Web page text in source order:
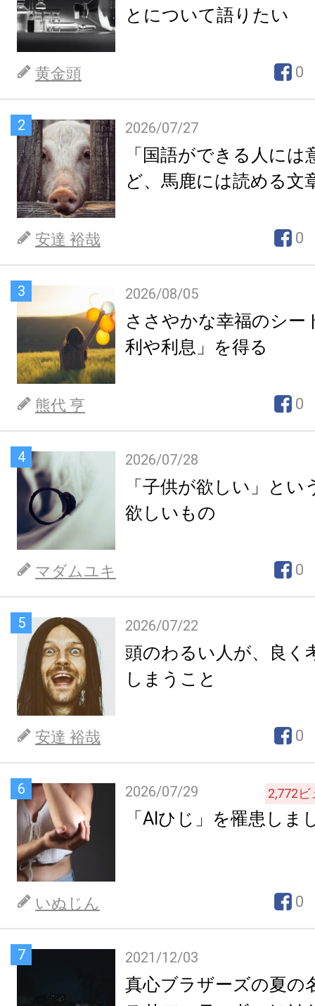
とについて語りたい
黄金頭 0
2 2026/07/27
「国語ができる人には
ど、馬鹿には読める文
安達 裕哉 0
3 2026/08/05
ささやかな幸福のシー
利や利息」を得る
熊代 亨 0
4 2026/07/28
「子供が欲しい」とい
欲しいもの
マダムユキ 0
5 2026/07/22
頭のわるい人が、良く
しまうこと
安達 裕哉 0
6 2026/07/29 2,772ビ
「AIひじ」を罹患しま
いぬじん 0
7 2021/12/03
真心ブラザーズの夏の